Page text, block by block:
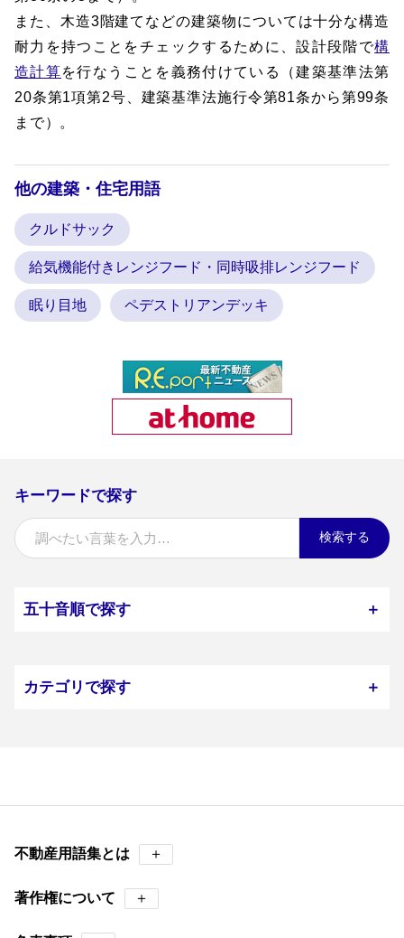
キーワードで探す
検索する
五十音順で探す ＋
カテゴリで探す ＋
また、木造3階建てなどの建築物については十分な構造
耐力を持つことをチェックするために、設計段階で構
造計算を行なうことを義務付けている（建築基準法第
20条第1項第2号、建築基準法施行令第81条から第99条
まで）。
他の建築・住宅用語
クルドサック
給気機能付きレンジフード・同時吸排レンジフード
眠り目地 ペデストリアンデッキ
不動産用語集とは ＋
著作権について ＋